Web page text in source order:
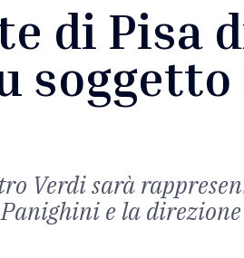
di Pisa
Verdi sarà
e la